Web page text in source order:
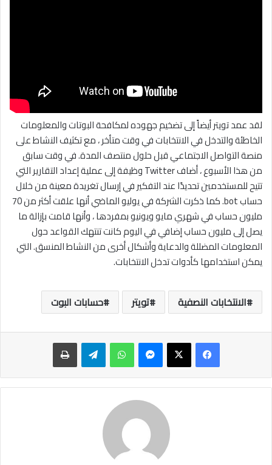
لقد عمد تويتر أيضاً إلى تضخيم جهوده لمكافحة البوتات والمعلومات
الخاطئة والتدخل في الانتخابات في وقت متأخر ، مع تكثيف النشاط على
منصة التواصل الاجتماعي قبل حلول منتصف المدة. في وقت سابق
من هذا الأسبوع ، أضاف Twitter وظيفة إلى عملية إعداد التقارير التي
تتيح للمستخدمين تحديدًا عند التفكير في إرسال تغريدة معينة من خلال
حساب bot. كما ذكرت الشركة في يوليو الماضي أنها علقت أكثر من 70
مليون حساب في شهري مايو ويونيو بمفردها ، وأنها قامت بإزالة ما
يصل إلى مليون حساب إضافي في اليوم كانت تنتهك القواعد حول
المعلومات المضللة والدعاية وأشكال أخرى من النشاط المنسق. التي
يمكن استخدامها كأدوات تدخل الانتخابات.
الانتخابات النصفية تويتر حسابات البوت
ماسنجر واتساب تيلقرام